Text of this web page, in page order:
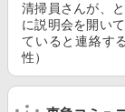
清掃員さんが、
に説明会を開い
ていると連絡す
性）